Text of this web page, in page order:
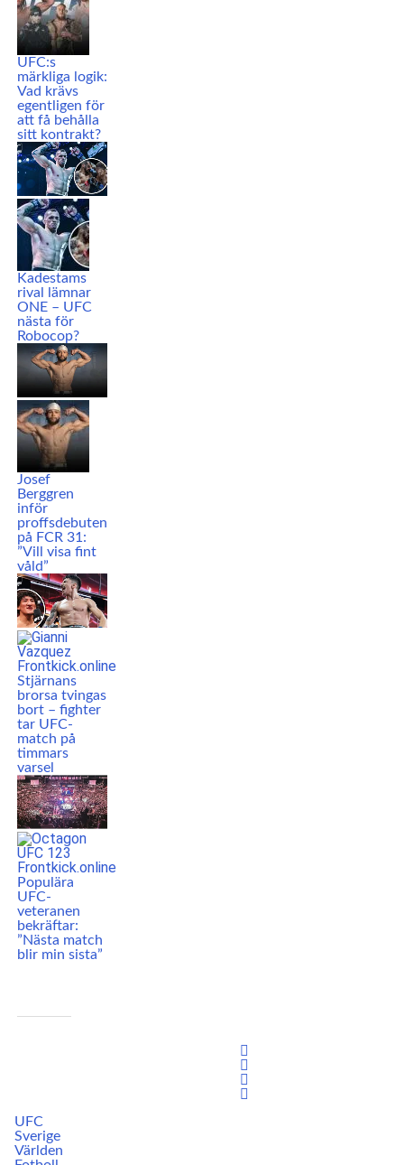
UFC:s
märkliga logik:
Vad krävs
egentligen för
att få behålla
sitt kontrakt?
Kadestams
rival lämnar
ONE – UFC
nästa för
Robocop?
Josef
Berggren
inför
proffsdebuten
på FCR 31:
”Vill visa fint
våld”
Stjärnans
brorsa tvingas
bort – fighter
tar UFC-
match på
timmars
varsel
Populära
UFC-
veteranen
bekräftar:
”Nästa match
blir min sista”
UFC
Sverige
Världen